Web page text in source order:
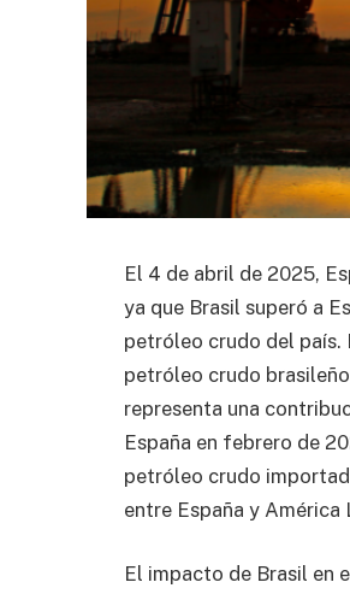
El 4 de abril de 2025,
ya que Brasil superó a
petróleo crudo del país.
petróleo crudo
representa una
España en febrero de
petróleo crudo
entre España y América
El impacto de Brasil en